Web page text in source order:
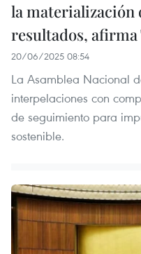
la materialización
resultados,
20/06/2025 08:54
La Asamblea Nacional
interpelaciones con
de seguimiento para
sostenible.